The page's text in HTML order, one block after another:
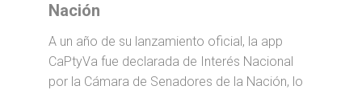
Nación
A un año de su lanzamiento oficial, la app
CaPtyVa fue declarada de Interés Nacional
por la Cámara de Senadores de la Nación, lo